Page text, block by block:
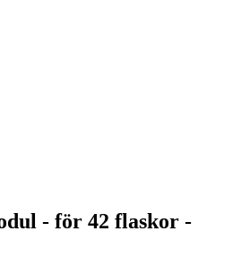
- för 42 flaskor -